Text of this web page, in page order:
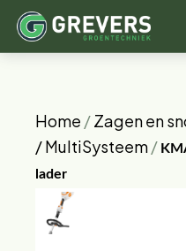
Home /Zagen en
/ MultiSysteem/
lader